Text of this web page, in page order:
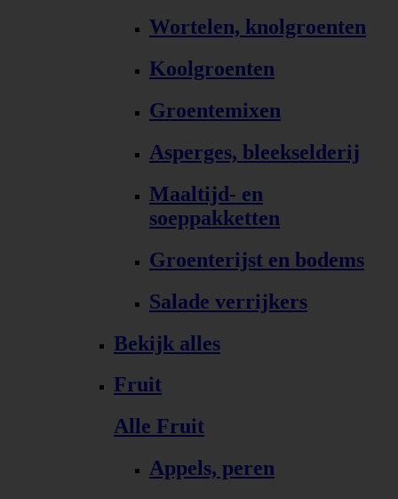
Wortelen, knolgroenten
Koolgroenten
Groentemixen
Asperges, bleekselderij
Maaltijd- en
soeppakketten
Groenterijst en bodems
Salade verrijkers
Bekijk alles
Fruit
Alle Fruit
Appels, peren